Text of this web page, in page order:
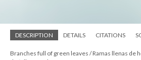
DESCRIPTION DETAILS CITATIONS
Branches full of green leaves / Ramas llenas de